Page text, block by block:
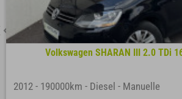
Volkswagen SHARAN III 2.0 TDi
2012 - 190000km - Diesel - Manuelle